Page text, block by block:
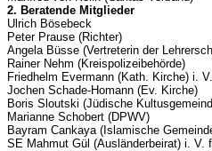
2. Beratende Mitglieder
Ulrich Bösebeck
Peter Prause (Richter)
Angela Büsse (Vertreterin der
Rainer Nehm (Kreispolizeibehörde)
Friedhelm Evermann (Kath. Kirche) i.
Jochen Schade-Homann (Ev. Kirche)
Boris Sloutski (Jüdische
Marianne Schobert (DPWV)
Bayram Cankaya (Islamische
SE Mahmut Gül (Ausländerbeirat) i. V.